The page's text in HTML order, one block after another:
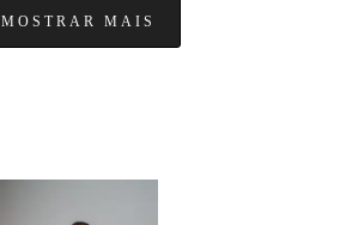
MOSTRAR MAIS